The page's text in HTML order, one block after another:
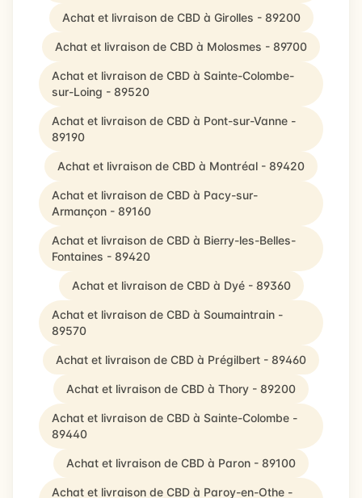
Achat et livraison de CBD à Girolles - 89200
Achat et livraison de CBD à Molosmes - 89700
Achat et livraison de CBD à Sainte-Colombe-
sur-Loing - 89520
Achat et livraison de CBD à Pont-sur-Vanne -
89190
Achat et livraison de CBD à Montréal - 89420
Achat et livraison de CBD à Pacy-sur-
Armançon - 89160
Achat et livraison de CBD à Bierry-les-Belles-
Fontaines - 89420
Achat et livraison de CBD à Dyé - 89360
Achat et livraison de CBD à Soumaintrain -
89570
Achat et livraison de CBD à Prégilbert - 89460
Achat et livraison de CBD à Thory - 89200
Achat et livraison de CBD à Sainte-Colombe -
89440
Achat et livraison de CBD à Paron - 89100
Achat et livraison de CBD à Paroy-en-Othe -